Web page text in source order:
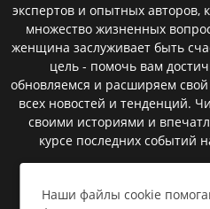
экспертов и опытных авторов,
множество жизненных
женщина заслуживает быть
цель - помочь вам
обновляемся и расширяем
всех новостей и тенденций.
своими историями и
курсе последних событий
Наши файлы cookie